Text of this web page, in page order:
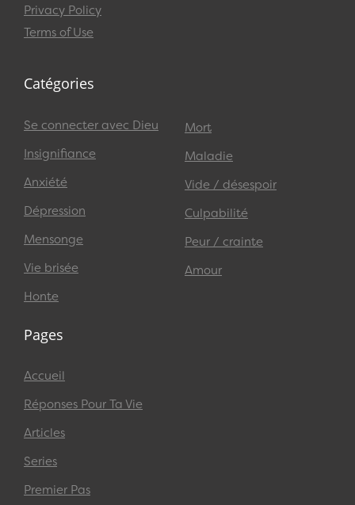
Privacy Policy
Terms of Use
Catégories
Se connecter avec Dieu
Insignifiance
Anxiété
Dépression
Mensonge
Vie brisée
Honte
Mort
Maladie
Vide / désespoir
Culpabilité
Peur / crainte
Amour
Pages
Accueil
Réponses Pour Ta Vie
Articles
Series
Premier Pas